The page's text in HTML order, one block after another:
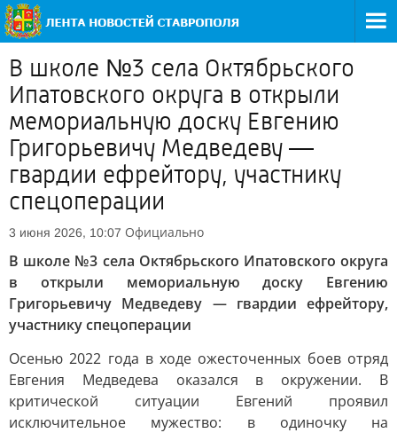
В школе №3 села Октябрьского
Ипатовского округа в открыли
мемориальную доску Евгению
Григорьевичу Медведеву —
гвардии ефрейтору, участнику
спецоперации
3 июня 2026, 10:07 Официально
В школе №3 села Октябрьского Ипатовского округа
в открыли мемориальную доску Евгению
Григорьевичу Медведеву — гвардии ефрейтору,
участнику спецоперации
Осенью 2022 года в ходе ожесточенных боев отряд
Евгения Медведева оказался в окружении. В
критической ситуации Евгений проявил
исключительное мужество: в одиночку на